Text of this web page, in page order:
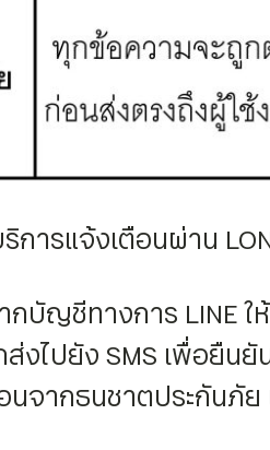
การแจ้งเตือนผ่าน
กบัญชีทางการ LINE
งไปยัง SMS เพื่อยืน
จากธนชาตประกันภัย